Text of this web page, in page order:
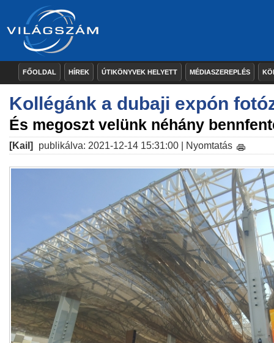
FŐOLDAL HÍREK ÚTIKÖNYVEK HELYETT MÉDIASZEREPLÉS
Kollégánk a dubaji expón
És megoszt velünk néhány
[Kail] publikálva: 2021-12-14 15:31:00 | Nyomtatás